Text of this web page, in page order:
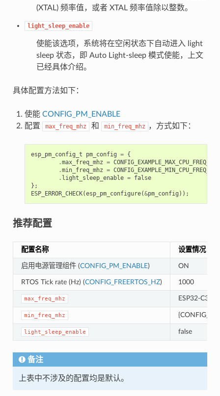
(XTAL) 频率值，或者 XTAL 频率值除以整数。
light_sleep_enable
使能该选项，系统将在空闲状态下自动进入 light
sleep 状态，即 Auto Light-sleep 模式使能，上文
已经具体介绍。
具体配置方法如下：
使能 CONFIG_PM_ENABLE
配置
max_freq_mhz 和 min_freq_mhz ，方式如下：
esp_pm_config_t pm_config = {
.max_freq_mhz = CONFIG_EXAMPLE_MAX_CPU_FREQ_MHZ
.min_freq_mhz = CONFIG_EXAMPLE_MIN_CPU_FREQ_MHZ
. light_sleep_enable = false
};
ESP_ERROR_CHECK(esp_pm_configure(&pm_config ));
推荐配置
配置名称 设置情况
启用电源管理组件 (CONFIG_PM_ENABLE) ON
RTOS Tick rate (Hz) (CONFIG_FREERTOS_HZ) 1000
max_freq_mhz ESP32-C3
min_freq_mhz
light_sleep_enable false
备注
上表中不涉及的配置均是默认。